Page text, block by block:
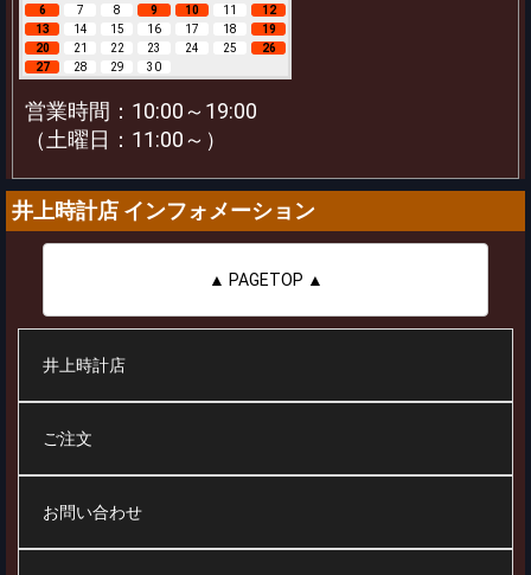
6
7 8 9 10 11
12
13
14 15 16 17 18
19
20
21 22 23 24 25
26
27
28 29 30
営業時間：10:00～19:00
（土曜日：11:00～）
井上時計店 インフォメーション
▲ PAGETOP ▲
井上時計店
ご注文
お問い合わせ